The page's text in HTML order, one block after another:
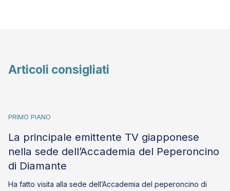
Articoli consigliati
PRIMO PIANO
La principale emittente TV giapponese
nella sede dell’Accademia del Peperoncino
di Diamante
Ha fatto visita alla sede dell’Accademia del peperoncino di